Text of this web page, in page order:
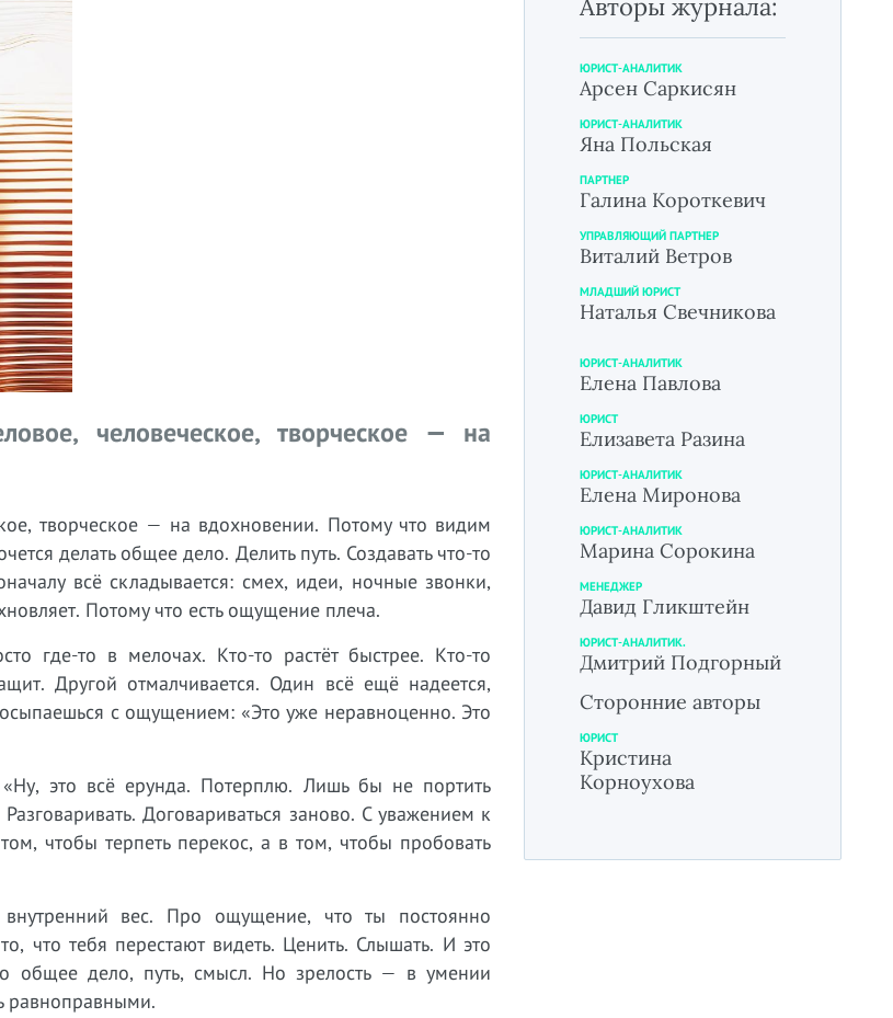
человеческое, творческое — на
творческое — на вдохновении. Потому что видим
делать общее дело. Делить путь. Создавать что-то
всё складывается: смех, идеи, ночные звонки,
Потому что есть ощущение плеча.
где-то в мелочах. Кто-то растёт быстрее. Кто-то
Другой отмалчивается. Один всё ещё надеется,
с ощущением: «Это уже неравноценно. Это
это всё ерунда. Потерплю. Лишь бы не портить
Договариваться заново. С уважением к
чтобы терпеть перекос, а в том, чтобы пробовать
вес. Про ощущение, что ты постоянно
что тебя перестают видеть. Ценить. Слышать. И это
общее дело, путь, смысл. Но зрелость — в умении
равноправными.
Авторы журнала:
ЮРИСТ-АНАЛИТИК
Арсен Саркисян
ЮРИСТ-АНАЛИТИК
Яна Польская
ПАРТНЕР
Галина Короткевич
УПРАВЛЯЮЩИЙ ПАРТНЕР
Виталий Ветров
МЛАДШИЙ ЮРИСТ
Наталья Свечникова
ЮРИСТ-АНАЛИТИК
Елена Павлова
ЮРИСТ
Елизавета Разина
ЮРИСТ-АНАЛИТИК
Елена Миронова
ЮРИСТ-АНАЛИТИК
Марина Сорокина
МЕНЕДЖЕР
Давид Гликштейн
ЮРИСТ-АНАЛИТИК.
Дмитрий Подгорный
Сторонние авторы
ЮРИСТ
Кристина
Корноухова